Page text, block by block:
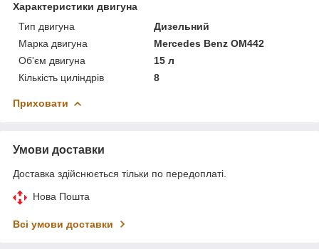
Характеристики двигуна
Тип двигуна
Дизельний
Марка двигуна
Mercedes Benz OM442
Об'єм двигуна
15 л
Кількість циліндрів
8
Приховати
Умови доставки
Доставка здійснюється тільки по передоплаті.
Нова Пошта
Всі умови доставки